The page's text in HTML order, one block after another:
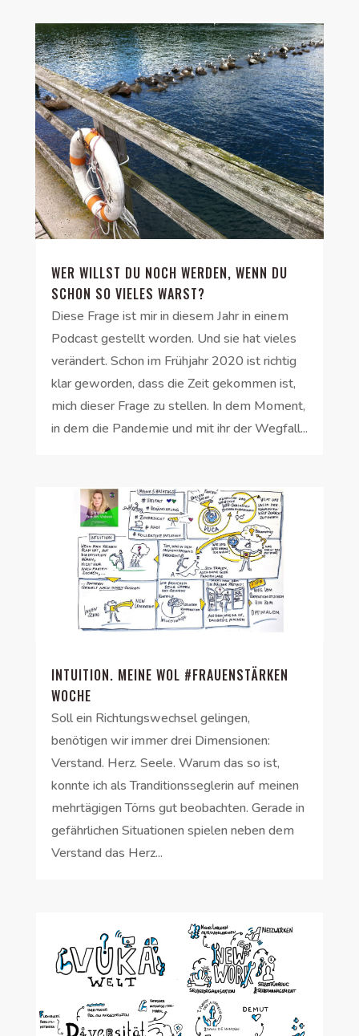
WER WILLST DU NOCH WERDEN, WENN DU
SCHON SO VIELES WARST?
Diese Frage ist mir in diesem Jahr in einem
Podcast gestellt worden. Und sie hat vieles
verändert. Schon im Frühjahr 2020 ist richtig
klar geworden, dass die Zeit gekommen ist,
mich dieser Frage zu stellen. In dem Moment,
in dem die Pandemie und mit ihr der Wegfall...
INTUITION. MEINE WOL #FRAUENSTÄRKEN
WOCHE
Soll ein Richtungswechsel gelingen,
benötigen wir immer drei Dimensionen:
Verstand. Herz. Seele. Warum das so ist,
konnte ich als Tranditionsseglerin auf meinen
mehrtägigen Törns gut beobachten. Gerade in
gefährlichen Situationen spielen neben dem
Verstand das Herz...